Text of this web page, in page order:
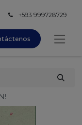
+593 999728729